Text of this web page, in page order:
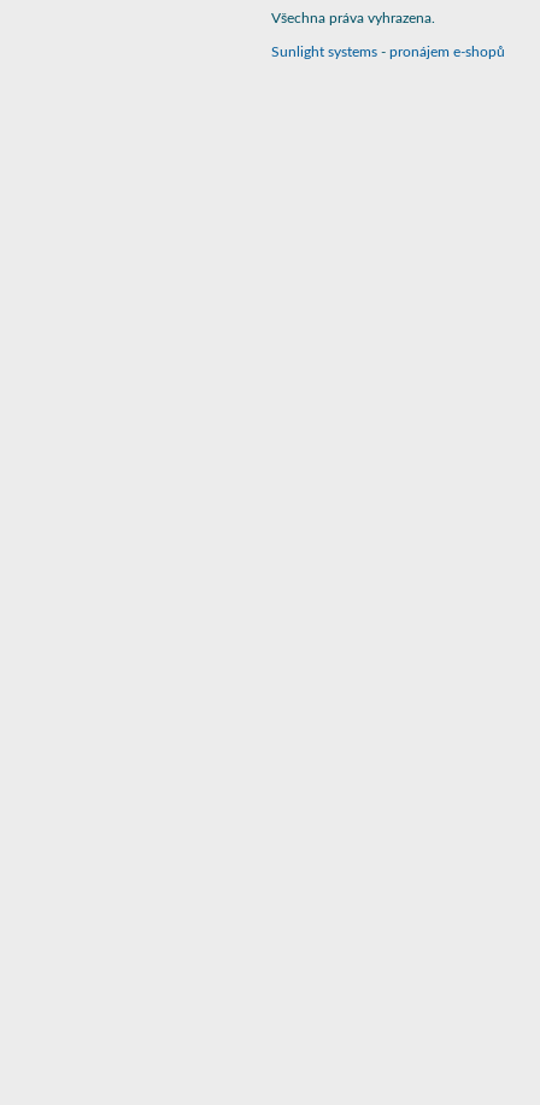
Všechna práva vyhrazena.
Sunlight systems - pronájem e-shopů